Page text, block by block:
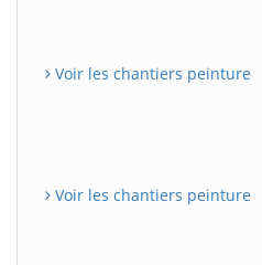
Voir les chantiers peinture
Voir les chantiers peinture